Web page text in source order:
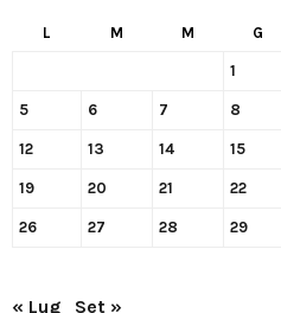
L M M G
1
5 6 7 8
12 13 14 15
19 20 21 22
26 27 28 29
« Lug Set »